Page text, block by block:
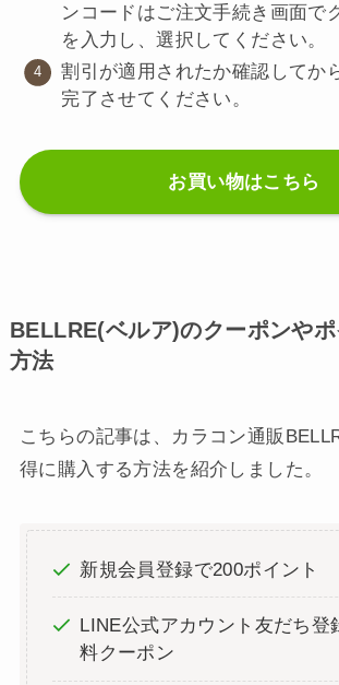
ンコードはご注文手続き画面で
を入力し、選択してください。
割引が適用されたか確認してか
完了させてください。
お買い物はこちら
BELLRE(ベルア)のクーポンや
方法
こちらの記事は、カラコン通販
得に購入する方法を紹介しました。
新規会員登録で200ポイント
LINE公式アカウント友だち登
料クーポン